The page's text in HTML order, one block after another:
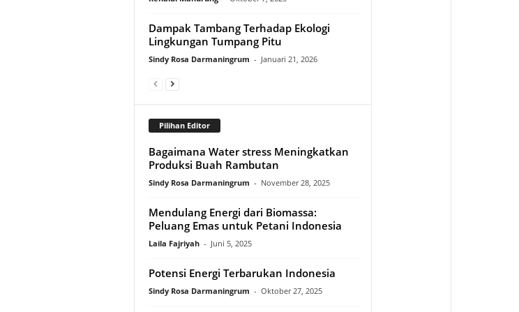
Dampak Tambang Terhadap Ekologi
Lingkungan Tumpang Pitu
Sindy Rosa Darmaningrum - Januari 21, 2026
Pilihan Editor
Bagaimana Water stress Meningkatkan
Produksi Buah Rambutan
Sindy Rosa Darmaningrum - November 28, 2025
Mendulang Energi dari Biomassa:
Peluang Emas untuk Petani Indonesia
Laila Fajriyah - Juni 5, 2025
Potensi Energi Terbarukan Indonesia
Sindy Rosa Darmaningrum - Oktober 27, 2025